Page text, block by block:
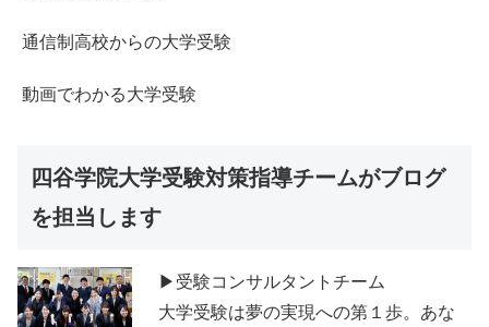
通信制高校からの大学受験
動画でわかる大学受験
四谷学院大学受験対策指導チームがブログ
を担当します
▶受験コンサルタントチーム
大学受験は夢の実現への第１歩。あな